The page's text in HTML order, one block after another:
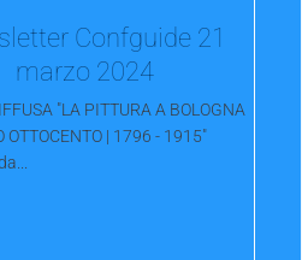
Confguide 21
marzo 2024
"LA PITTURA A BOLOGNA
OTTOCENTO | 1796 - 1915"